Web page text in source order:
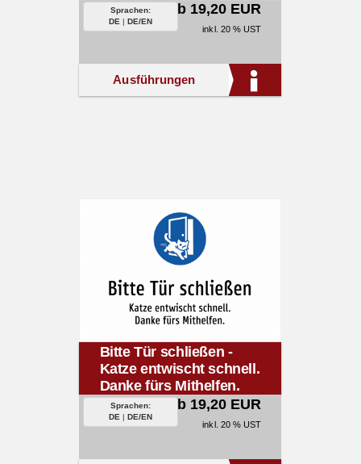
Sprachen:
DE | DE/EN
ab 19,20 EUR
inkl. 20 % UST
Ausführungen
Bitte Tür schließen -
Katze entwischt schnell.
Danke fürs Mithelfen.
Sprachen:
DE | DE/EN
ab 19,20 EUR
inkl. 20 % UST